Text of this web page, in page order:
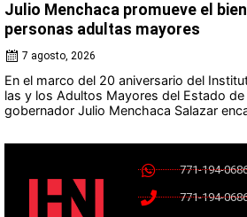
Julio Menchaca promueve el
personas adultas mayores
7 agosto, 2026
En el marco del 20 aniversario del
las y los Adultos Mayores del Estado
gobernador Julio Menchaca Salazar
771-194-
771-194-